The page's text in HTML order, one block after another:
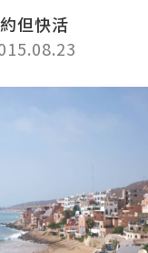
但快活